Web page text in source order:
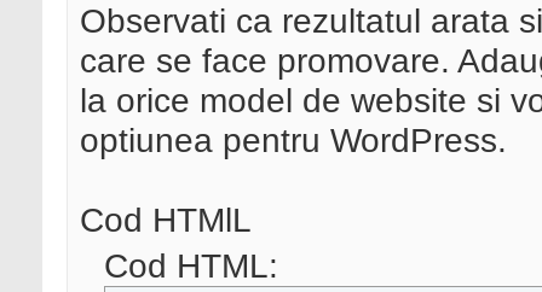
Observati ca rezultatul arata
care se face promovare.
la orice model de website si
optiunea pentru WordPress.
Cod HTMlL
Cod HTML: